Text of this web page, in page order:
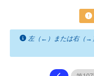
左（←）または右（→